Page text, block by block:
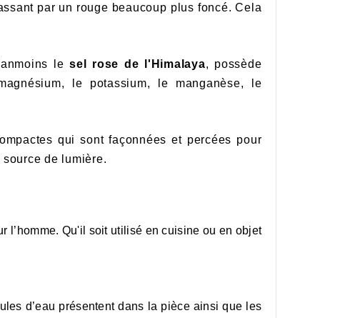
par un rouge beaucoup plus foncé. Cela
lesel rose de l'Himalaya, possède
le potassium, le manganèse, le
qui sont façonnées et percées pour
source de lumière.
l’homme. Qu'il soit utilisé en cuisine ou en objet
d’eau présentent dans la pièce ainsi que les